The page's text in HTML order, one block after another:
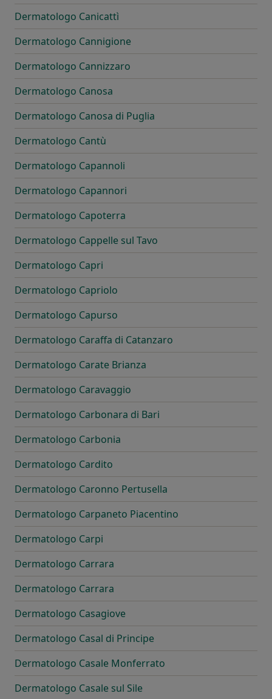
Dermatologo Canicattì
Dermatologo Cannigione
Dermatologo Cannizzaro
Dermatologo Canosa
Dermatologo Canosa di Puglia
Dermatologo Cantù
Dermatologo Capannoli
Dermatologo Capannori
Dermatologo Capoterra
Dermatologo Cappelle sul Tavo
Dermatologo Capri
Dermatologo Capriolo
Dermatologo Capurso
Dermatologo Caraffa di Catanzaro
Dermatologo Carate Brianza
Dermatologo Caravaggio
Dermatologo Carbonara di Bari
Dermatologo Carbonia
Dermatologo Cardito
Dermatologo Caronno Pertusella
Dermatologo Carpaneto Piacentino
Dermatologo Carpi
Dermatologo Carrara
Dermatologo Carrara
Dermatologo Casagiove
Dermatologo Casal di Principe
Dermatologo Casale Monferrato
Dermatologo Casale sul Sile